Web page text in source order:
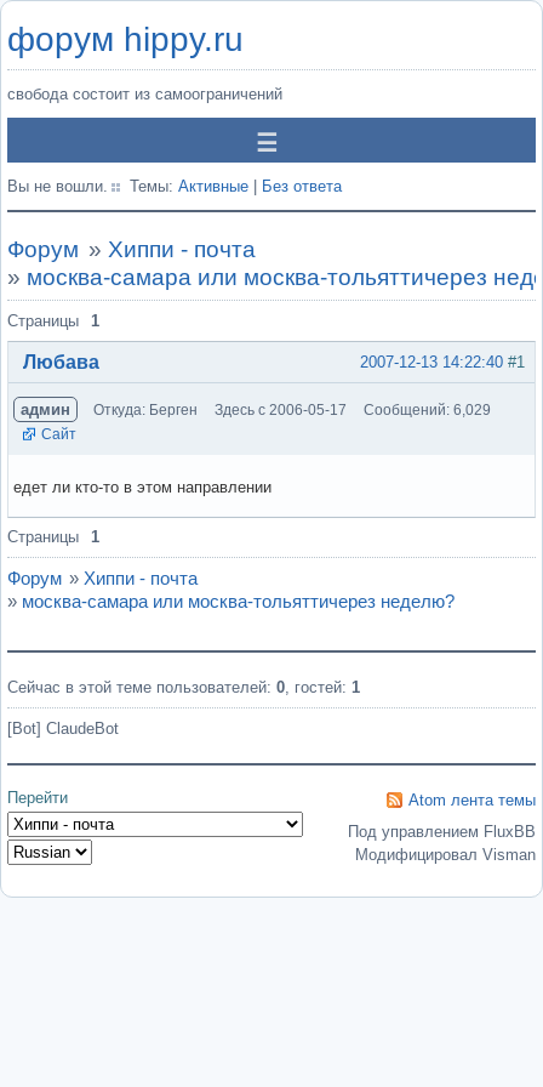
форум hippy.ru
свобода состоит из самоограничений
Вы не вошли. Темы: Активные Без ответа
Форум » Хиппи - почта
» москва-самара или москва-тольяттичерез
Страницы 1
#1
2007-12-13 14:22:40
Любава
админ Откуда: Берген Здесь с 2006-05-17
Сообщений: 6,029
Сайт
едет ли кто-то в этом направлении
Вне форума
Страницы 1
Форум » Хиппи - почта
» москва-самара или москва-тольяттичерез неделю?
Сейчас в этой теме пользователей: 0 , гостей: 1
[Bot] ClaudeBot
Перейти
Atom лента темы
Под управлением FluxBB
Модифицировал Visman